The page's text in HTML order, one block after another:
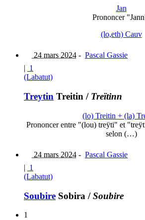
Jan
Prononcer
(lo,eth) Cauv
24 mars 2024 - Pascal Gassie
| 1
(Labatut)
Treytin Treitin / Treïtinn
(lo) Treitin + (la)
Prononcer entre "(lou) treÿti" et
selon (…)
24 mars 2024 - Pascal Gassie
| 1
(Labatut)
Soubire Sobira /Soubire
1